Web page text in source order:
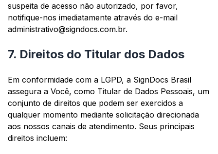
suspeita de acesso não autorizado, por favor,
notifique-nos imediatamente através do e-mail
administrativo@signdocs.com.br.
7. Direitos do Titular dos Dados
Em conformidade com a LGPD, a SignDocs Brasil
assegura a Você, como Titular de Dados Pessoais, um
conjunto de direitos que podem ser exercidos a
qualquer momento mediante solicitação direcionada
aos nossos canais de atendimento. Seus principais
direitos incluem: